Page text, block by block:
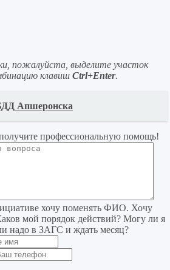
пожалуйста, выделите участок
клавиш Ctrl+Enter.
Апшеронска
профессиональную помощь!
хочу поменять ФИО. Хочу
мой порядок действий? Могу ли я
надо в ЗАГС и ждать месяц?